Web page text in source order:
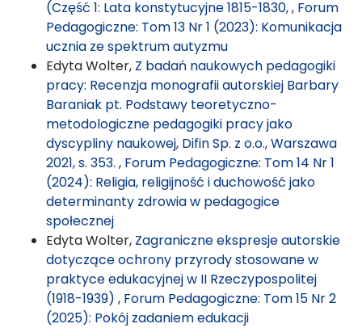
(Część 1: Lata konstytucyjne 1815-1830,, Forum
Pedagogiczne: Tom 13 Nr 1 (2023): Komunikacja
ucznia ze spektrum autyzmu
Edyta Wolter, Z badań naukowych pedagogiki
pracy: Recenzja monografii autorskiej Barbary
Baraniak pt. Podstawy teoretyczno-
metodologiczne pedagogiki pracy jako
dyscypliny naukowej, Difin Sp. z o.o., Warszawa
2021, s. 353. , Forum Pedagogiczne: Tom 14 Nr 1
(2024): Religia, religijność i duchowość jako
determinanty zdrowia w pedagogice
społecznej
Edyta Wolter, Zagraniczne ekspresje autorskie
dotyczące ochrony przyrody stosowane w
praktyce edukacyjnej w II Rzeczypospolitej
(1918-1939) , Forum Pedagogiczne: Tom 15 Nr 2
(2025): Pokój zadaniem edukacji